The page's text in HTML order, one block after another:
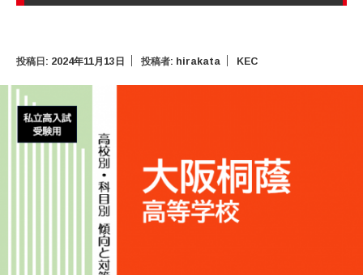
投稿日: 2024年11月13日 投稿者: hirakata KEC